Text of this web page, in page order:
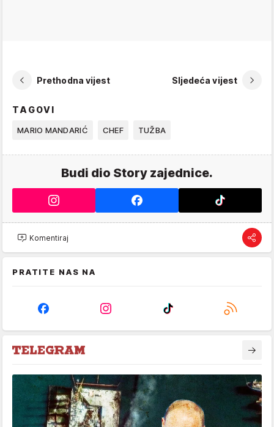
Prethodna vijest Sljedeća vijest
TAGOVI
MARIO MANDARIĆ CHEF TUŽBA
Budi dio Story zajednice.
Komentiraj
PRATITE NAS NA